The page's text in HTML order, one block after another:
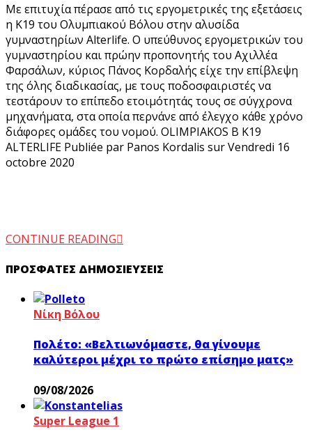
Με επιτυχία πέρασε από τις εργομετρικές της εξετάσεις
η K19 του Ολυμπιακού Βόλου στην αλυσίδα
γυμναστηρίων Alterlife. Ο υπεύθυνος εργομετρικών του
γυμναστηρίου και πρώην προπονητής του Αχιλλέα
Φαρσάλων, κύριος Πάνος Κορδαλής είχε την επίβλεψη
της όλης διαδικασίας, με τους ποδοσφαιριστές να
τεστάρουν το επίπεδο ετοιμότητάς τους σε σύγχρονα
μηχανήματα, στα οποία περνάνε από έλεγχο κάθε χρόνο
διάφορες ομάδες του νομού. OLIMPIAKOS B K19
ALTERLIFE Publiée par Panos Kordalis sur Vendredi 16
octobre 2020
CONTINUE READING
ΠΡΌΣΦΑΤΕΣ ΔΗΜΟΣΙΕΎΣΕΙΣ
Νίκη Βόλου
Πολέτο: «Βελτιωνόμαστε, θα γίνουμε
καλύτεροι μέχρι το πρώτο επίσημο ματς»
09/08/2026
Super League 1